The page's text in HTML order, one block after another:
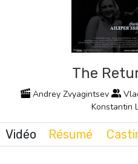
The
Andrey Zvyagintsev
Konstantin
Vidéo Résumé